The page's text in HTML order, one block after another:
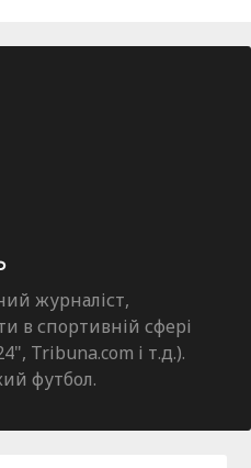
журналіст,
в спортивній сфері
Tribuna.com і т.д.).
футбол.